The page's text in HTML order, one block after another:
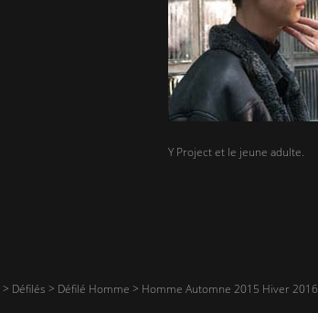
Y Project et le jeune adulte.
> Défilés > Défilé Homme > Homme Automne 2015 Hiver 2016